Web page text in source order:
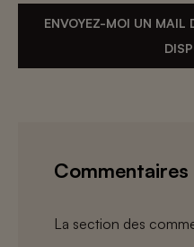
ENVOYEZ-MOI UN MAIL
Commentaires
La section des